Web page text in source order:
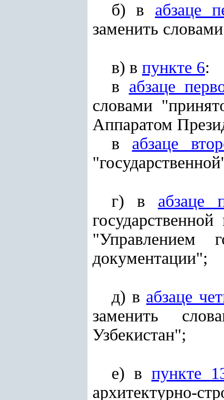
б) в абзаце
заменить
в) в пункте 6:
в абзаце
словами
Аппаратом
в абзаце
г) в абзаце
"Управлением
документации";
д) в абзаце
заменить
Узбекистан";
е) в пункте
архитектурно-